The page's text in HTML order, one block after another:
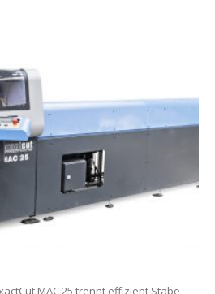
MAC 25 trennt effizient Stäbe,